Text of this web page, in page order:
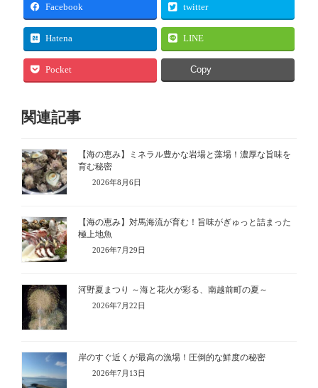
Facebook twitter
Hatena LINE
Pocket Copy
関連記事
【海の恵み】ミネラル豊かな岩場と藻場！濃厚な旨味を
育む秘密
2026年8月6日
【海の恵み】対馬海流が育む！旨味がぎゅっと詰まった
極上地魚
2026年7月29日
河野夏まつり ～海と花火が彩る、南越前町の夏～
2026年7月22日
岸のすぐ近くが最高の漁場！圧倒的な鮮度の秘密
2026年7月13日